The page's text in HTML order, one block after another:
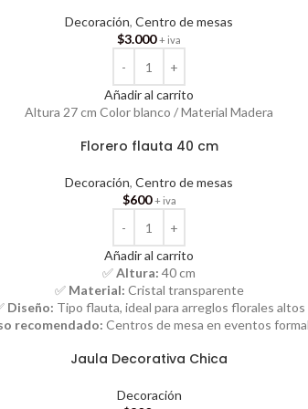
Decoración, Centro de mesas
$3.000 + iva
Añadir al carrito
Altura 27 cm Color blanco / Material Madera
Florero flauta 40 cm
Decoración, Centro de mesas
$600 + iva
Añadir al carrito
✅Altura: 40 cm
✅ Material: Cristal transparente
Diseño: Tipo flauta, ideal para arreglos florales altos
recomendado: Centros de mesa en eventos
Jaula Decorativa Chica
Decoración